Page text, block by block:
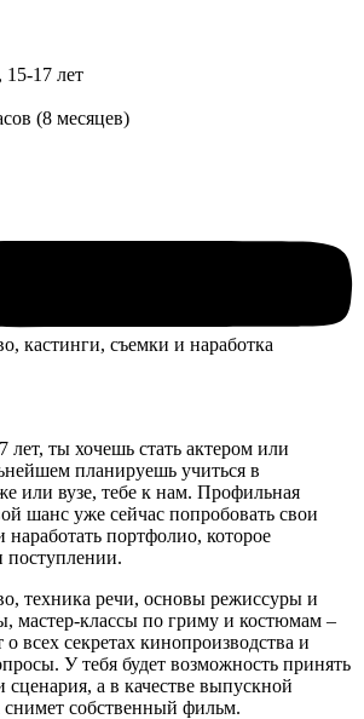
17 лет
(8 месяцев)
кастинги, съемки и наработка
лет, ты хочешь стать актером или
планируешь учиться в
или вузе, тебе к нам. Профильная
шанс уже сейчас попробовать свои
портфолио, которое
поступлении.
техника речи, основы режиссуры и
мастер-классы по гриму и костюмам –
о всех секретах кинопроизводства и
У тебя будет возможность принять
сценария, а в качестве выпускной
собственный фильм.